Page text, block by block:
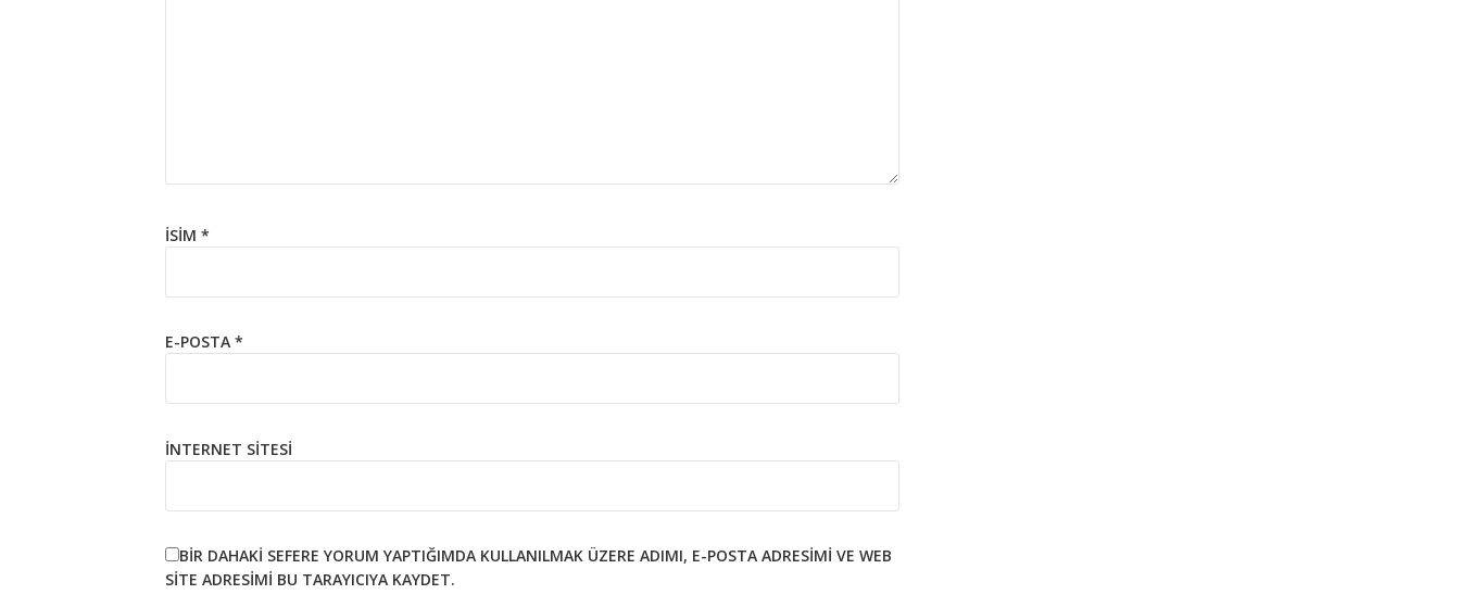
İSIM *
E-POSTA *
İNTERNET SITESI
BIR DAHAKI SEFERE YORUM YAPTIĞIMDA KULLANILMAK ÜZERE ADIMI, E-POSTA ADRESIMI VE WEB
SITE ADRESIMI BU TARAYICIYA KAYDET.